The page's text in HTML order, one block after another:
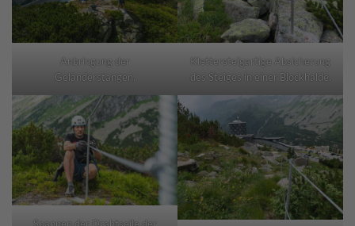
Anbringung der
Geländerstangen.
Klettersteigartige Absicherung
des Steiges in einer Blockhalde.